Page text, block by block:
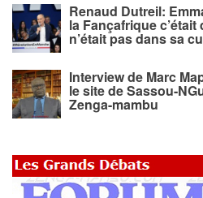
Renaud Dutreil:
la Fançafrique
n’était pas dans sa
Interview de Marc
le site de Sassou-
Zenga-mambu